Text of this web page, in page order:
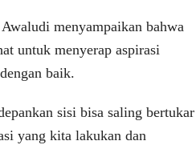
menyampaikan bahwa
untuk menyerap aspirasi
baik.
sisi bisa saling bertukar
yang kita lakukan dan